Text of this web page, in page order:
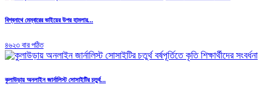
বিশ্বনাথে মেম্বারের ভাইয়ের উপর হামলার...
৪৬২৩ বার পঠিত
কুলাউড়ায় অনলাইন জার্নালিস্ট সোসাইটির চতুর্থ...